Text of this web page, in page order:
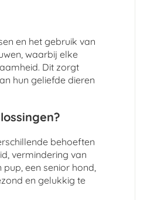
en het gebruik van
waarbij elke
Dit zorgt
hun geliefde dieren
behoeften
vermindering van
een senior hond,
en gelukkig te